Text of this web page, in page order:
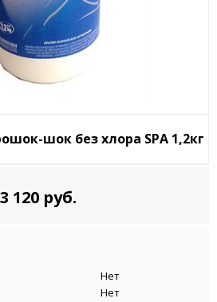
шок без хлора SPA 1,2кг
3 120 руб.
Нет
Нет